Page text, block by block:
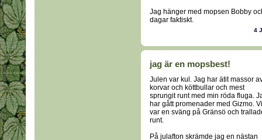
Jag hänger med mopsen Bobby
dagar faktiskt.
4
jag är en mopsbest!
Julen var kul. Jag har ätit massor
korvar och köttbullar och mest
sprungit runt med min röda fluga.
har gått promenader med Gizmo. Vi
var en sväng på Gränsö och
runt.
På julafton skrämde jag en nästan